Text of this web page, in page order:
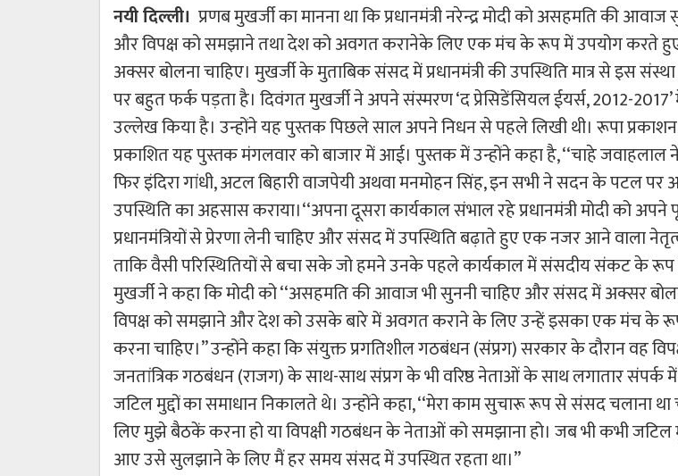
नयी दिल्ली। प्रणब मुखर्जी का मानना था कि प्रधानमंत्री नरेन्द्र मोदी को असहमति की आवाज
और विपक्ष को समझाने तथा देश को अवगत करानेके लिए एक मंच के रूप में उपयोग करते
अक्सर बोलना चाहिए। मुखर्जी के मुताबिक संसद में प्रधानमंत्री की उपस्थिति मात्र से इस
पर बहुत फर्क पड़ता है। दिवंगत मुखर्जी ने अपने संस्मरण ‘द प्रेसिडेंसियल ईयर्स, 2012-2017’
उल्लेख किया है। उन्होंने यह पुस्तक पिछले साल अपने निधन से पहले लिखी थी। रूपा प्रकाशन
प्रकाशित यह पुस्तक मंगलवार को बाजार में आई। पुस्तक में उन्होंने कहा है, ‘‘चाहे जवाहलाल
फिर इंदिरा गांधी, अटल बिहारी वाजपेयी अथवा मनमोहन सिंह, इन सभी ने सदन के पटल पर
उपस्थिति का अहसास कराया।‘‘अपना दूसरा कार्यकाल संभाल रहे प्रधानमंत्री मोदी को अपने
प्रधानमंत्रियों से प्रेरणा लेनी चाहिए और संसद में उपस्थिति बढ़ाते हुए एक नजर आने वाला
ताकि वैसी परिस्थितियों से बचा सके जो हमने उनके पहले कार्यकाल में संसदीय संकट के रूप
मुखर्जी ने कहा कि मोदी को ‘‘असहमति की आवाज भी सुननी चाहिए और संसद में अक्सर
विपक्ष को समझाने और देश को उसके बारे में अवगत कराने के लिए उन्हें इसका एक मंच के
करना चाहिए।’’ उन्होंने कहा कि संयुक्त प्रगतिशील गठबंधन (संप्रग) सरकार के दौरान वह
जनतांत्रिक गठबंधन (राजग) के साथ-साथ संप्रग के भी वरिष्ठ नेताओं के साथ लगातार
जटिल मुद्दों का समाधान निकालते थे। उन्होंने कहा, ‘‘मेरा काम सुचारू रूप से संसद चलाना
लिए मुझे बैठकें करना हो या विपक्षी गठबंधन के नेताओं को समझाना हो। जब भी कभी जटिल
आए उसे सुलझाने के लिए मैं हर समय संसद में उपस्थित रहता था।’’